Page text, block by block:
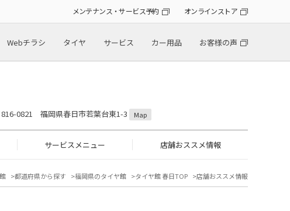
メンテナンス・サービス予約 オンラインストア
Webチラシ タイヤ サービス カー用品 お客様の声
816-0821 福岡県春日市若葉台東1-3 Map
サービスメニュー 店舗おススメ情報
都道府県から探す 福岡県のタイヤ館 タイヤ館 春日TOP 店舗おススメ情報